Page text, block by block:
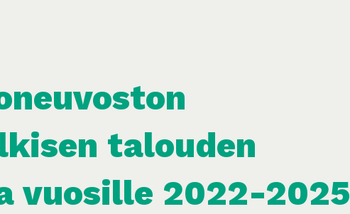
talouden
vuosille 2022-2025